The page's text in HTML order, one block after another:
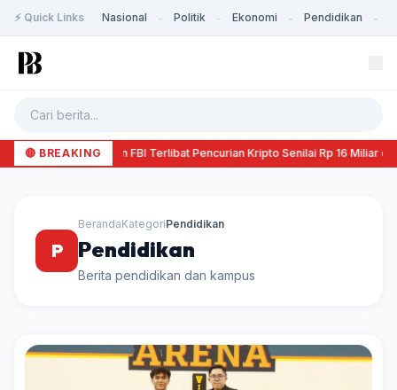
⚡ Quick Links Nasional - Politik - Ekonomi - Pendidikan -
🔴 BREAKINGAgen FBI Terlibat Pencurian Kripto Senilai Rp 16 Miliar
P
BerandaKategoriPendidikan
Pendidikan
Berita pendidikan dan kampus